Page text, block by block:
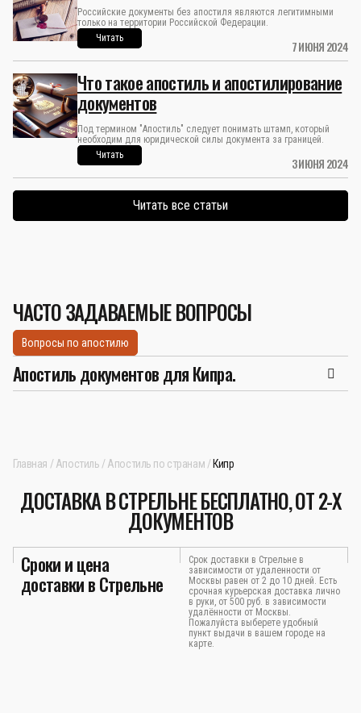
7 ИЮНЯ 2024
Российские документы без апостиля являются легитимными
только на территории Российской Федерации.
Читать
3 ИЮНЯ 2024
Что такое апостиль и апостилирование
документов
Под термином "Апостиль" следует понимать штамп, который
необходим для юридической силы документа за границей.
Читать
Читать все статьи
ЧАСТО ЗАДАВАЕМЫЕ ВОПРОСЫ
Вопросы по апостилю
Апостиль документов для Кипра.
Главная Апостиль Апостиль по странам Кипр
ДОСТАВКА В СТРЕЛЬНЕ БЕСПЛАТНО, ОТ 2-Х
ДОКУМЕНТОВ
Сроки и цена
доставки в Стрельне
Срок доставки в Стрельне в
зависимости от удаленности от
Москвы равен от 2 до 10 дней. Есть
срочная курьерская доставка лично
в руки, от 500 руб. в зависимости
удалённости от Москвы.
Пожалуйста выберете удобный
пункт выдачи в вашем городе на
карте.